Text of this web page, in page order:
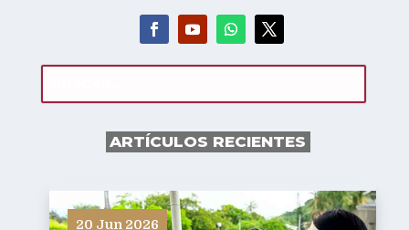
ARTÍCULOS RECIENTES
20 Jun 2026